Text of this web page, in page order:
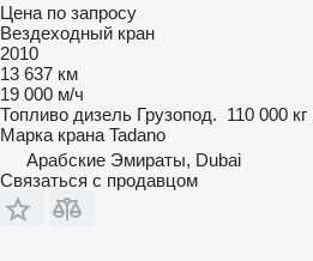
Цена по запросу
Вездеходный кран
2010
13 637 км
19 000 м/ч
Топливо дизель Грузопод. 110 000 кг
Марка крана Tadano
Арабские Эмираты, Dubai
Связаться с продавцом